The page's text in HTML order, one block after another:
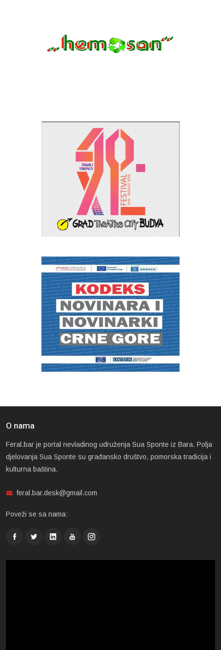
O nama
Feral.bar je portal nevladinog udruženja Sua Sponte iz Bara. Polja
djelovanja Sua Sponte su građansko društvo, pomorska tradicija i
kulturna baština.
feral.bar.desk@gmail.com
Poveži se sa nama: